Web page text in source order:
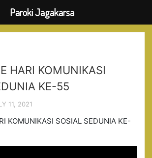
HARI KOMUNIKASI
KE-55
11, 2021
KOMUNIKASI SOSIAL SEDUNIA KE-
Paroki Jagakarsa